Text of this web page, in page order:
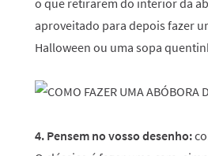
o que retirarem do interior da
aproveitado para depois fazer
Halloween ou uma sopa
4. Pensem no vosso desenho: